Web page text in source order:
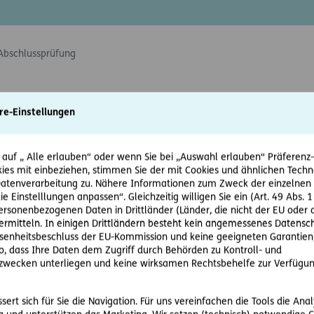
Einstellungen
„ Alle erlauben“ oder wenn Sie bei „Auswahl erlauben“
mit einbeziehen, stimmen Sie der mit Cookies und ähnlichen
zu. Nähere Informationen zum Zweck der einzelnen
Einstelllungen anpassen“. Gleichzeitig willigen Sie ein (Art. 49 Abs. 1
Daten in Drittländer (Länder, die nicht der EU oder
In einigen Drittländern besteht kein angemessenes
der EU-Kommission und keine geeigneten
dass Ihre Daten dem Zugriff durch Behörden zu Kontroll- und
unterliegen und keine wirksamen Rechtsbehelfe zur
sich für Sie die Navigation. Für uns vereinfachen die Tools die
von ERGO
Österreich
Wien schreibt das Mandat zur Prüfung des
2026) im Einklang mit Art. 16 der Verordnung
mit den lokalen Gesetzen aus. Teil der Ausschreibung
Prüfpflichten des Abschlussprüfers.
Ausschreibungen der Abschlussprüfung der Münchener
den Konzernabschluss einbezogener
können ihr Interesse an der
Audit_Tender@munichre.com unter